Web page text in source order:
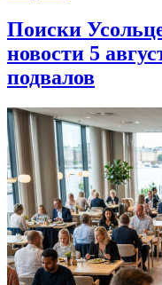
Поиски
новости 5
подвалов